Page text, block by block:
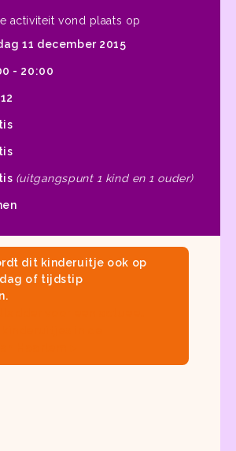
activiteit vond plaats op
11 december 2015
- 20:00
(uitgangspunt 1 kind en 1 ouder)
dit kinderuitje ook op
of tijdstip